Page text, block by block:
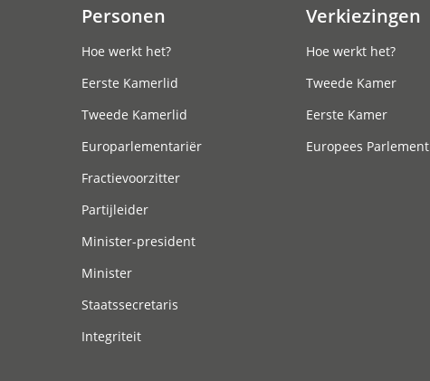
Personen
Hoe werkt het?
Eerste Kamerlid
Tweede Kamerlid
Europarlementariër
Fractievoorzitter
Partijleider
Minister-president
Minister
Staatssecretaris
Integriteit
Verkiezingen
Hoe werkt het?
Tweede Kamer
Eerste Kamer
Europees Parlement